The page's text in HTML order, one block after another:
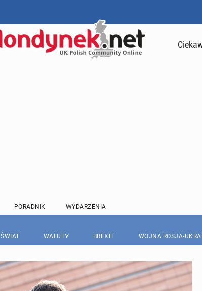
PORADNIK WYDARZENIA
ŚWIAT WALUTY BREXIT WOJNA ROSJA-